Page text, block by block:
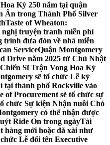
Kỳ 250 năm tại quận
Ân trong Thành Phố Silver
Taste of Wheaton:
nghị truyện tranh miễn phí
trình đưa đón về nhà miễn
ServiceQuận Montgomery
Drive năm 2025 từ Chủ Nhật
Sĩ Trận Vong Hoa Kỳ
sẽ tổ chức Lễ kỷ
tại thành phố Rockville vào
of Procurement sẽ tổ chức sự
chức Sự kiện Nhận nuôi Chó
có thể nhận được
Ride On trong ngàyTài
hàng mới hoặc đã xài như
Lễ đổi tên Executive